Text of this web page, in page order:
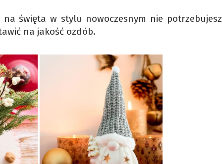
święta w stylu nowoczesnym nie
na jakość ozdób.